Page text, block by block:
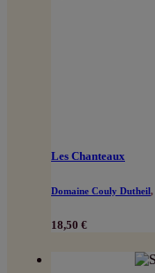
Les Chanteaux
Domaine Couly Dutheil,
18,50 €